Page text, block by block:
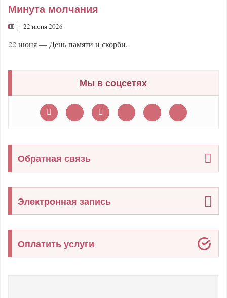
Минута молчания
22 июня 2026
22 июня — День памяти и скорби.
Мы в соцсетях
Обратная связь
Электронная запись
Оплатить услуги